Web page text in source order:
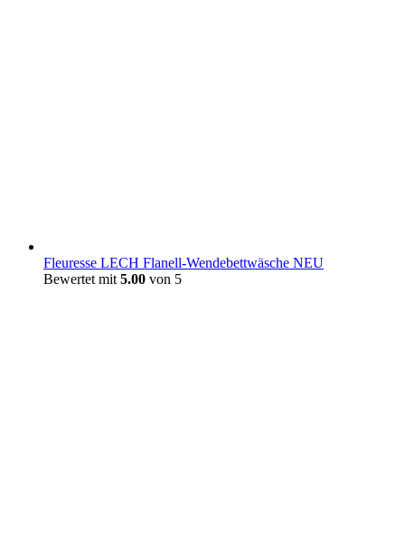
Fleuresse LECH Flanell-Wendebettwäsche NEU
Bewertet mit5.00 von 5